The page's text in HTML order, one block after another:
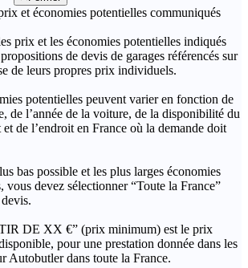
et économies potentielles communiqués
prix et les économies potentielles indiqués
de devis de garages référencés sur
de leurs propres prix individuels.
potentielles peuvent varier en fonction de
de l’année de la voiture, de la disponibilité du
de l’endroit en France où la demande doit
bas possible et les plus larges économies
vous devez sélectionner “Toute la France”
DE XX €” (prix minimum) est le prix
pour une prestation donnée dans les
Autobutler dans toute la France.